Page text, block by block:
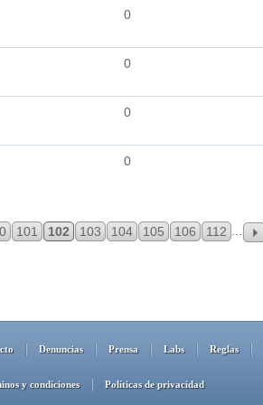
0
0
0
0
101 102 103 104 105 106 112
Denuncias Prensa Labs Reglas
y condiciones Políticas de privacidad